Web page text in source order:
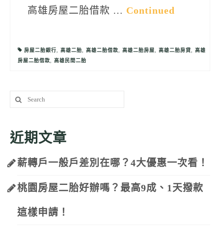
高雄房屋二胎借款 … Continued
房屋二胎銀行, 高雄二胎, 高雄二胎借款, 高雄二胎房屋, 高雄二胎房貸, 高雄
房屋二胎借款, 高雄民間二胎
Search
for:
近期文章
薪轉戶一般戶差別在哪？4大優惠一次看！
桃園房屋二胎好辦嗎？最高9成、1天撥款
這樣申請！